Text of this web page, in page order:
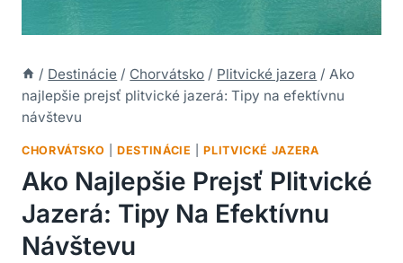
/ Destinácie / Chorvátsko / Plitvické jazera / Ako
najlepšie prejsť plitvické jazerá: Tipy na efektívnu
návštevu
CHORVÁTSKO |DESTINÁCIE |PLITVICKÉ JAZERA
Ako Najlepšie Prejsť Plitvické
Jazerá: Tipy Na Efektívnu
Návštevu